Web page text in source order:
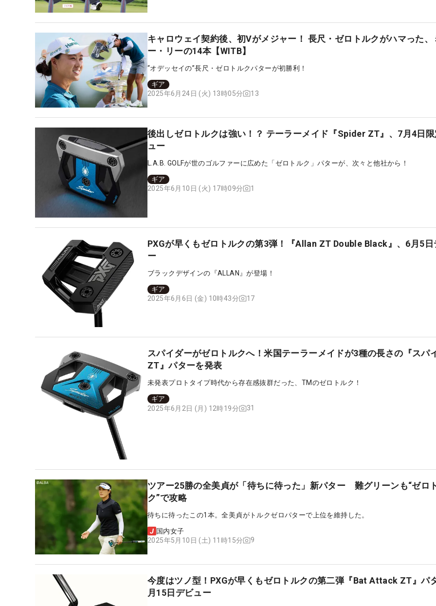
キャロウェイ契約後、初Vがメジャー！ 長尺・ゼロトルクがハマった、
ー・リーの14本【WITB】
“オデッセイの”長尺・ゼロトルクパターが初勝利！
ギア
2025年6月24日 (火) 13時05分
13
後出しゼロトルクは強い！？ テーラーメイド『Spider ZT』、7月4日
ュー
L.A.B. GOLFが世のゴルファーに広めた「ゼロトルク」パターが、次々と他社から！
ギア
2025年6月10日 (火) 17時09分
1
PXGが早くもゼロトルクの第3弾！『Allan ZT Double Black』、6月5日
ー
ブラックデザインの『ALLAN』が登場！
ギア
2025年6月6日 (金) 10時43分
17
スパイダーがゼロトルクへ！米国テーラーメイドが3種の長さの『スパ
ZT』パターを発表
未発表プロトタイプ時代から存在感抜群だった、TMのゼロトルク！
ギア
2025年6月2日 (月) 12時19分
31
ツアー25勝の全美貞が「待ちに待った」新パター 難グリーンも“ゼロ
ク”で攻略
待ちに待ったこの1本。全美貞がトルクゼロパターで上位を維持した。
国内女子
2025年5月10日 (土) 11時15分
9
今度はツノ型！PXGが早くもゼロトルクの第二弾『Bat Attack ZT』パ
月15日デビュー